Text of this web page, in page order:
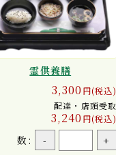
霊供養膳
3,300 円(税込)
配達・店頭受取
3,240 円(税込)
数: - +